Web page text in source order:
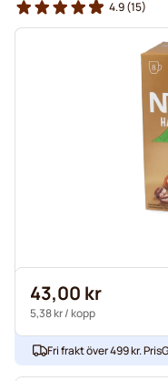
4.9(15)
43,00 kr
5,38 kr/ kopp
Fri frakt över 499 kr.